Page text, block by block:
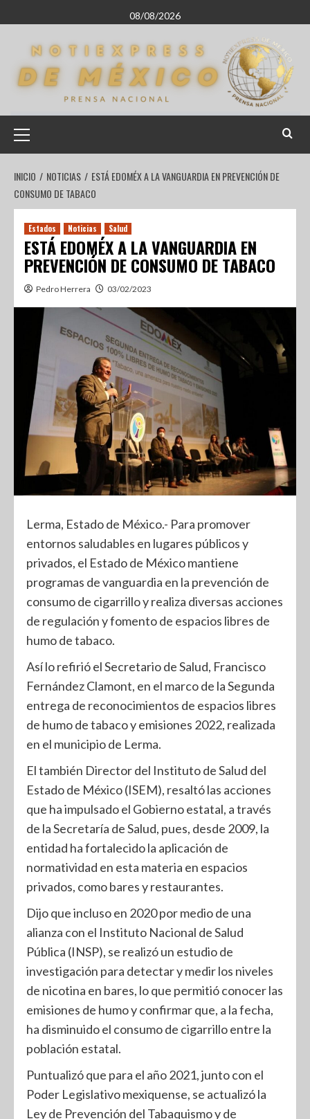
08/08/2026
INICIO NOTICIAS
ESTÁ EDOMÉX A LA VANGUARDIA EN PREVENCIÓN DE
CONSUMO DE TABACO
Estados Noticias Salud
ESTÁ EDOMÉX A LA VANGUARDIA EN
PREVENCIÓN DE CONSUMO DE TABACO
Pedro Herrera 03/02/2023
Lerma, Estado de México.- Para promover
entornos saludables en lugares públicos y
privados, el Estado de México mantiene
programas de vanguardia en la prevención de
consumo de cigarrillo y realiza diversas acciones
de regulación y fomento de espacios libres de
humo de tabaco.
Así lo refirió el Secretario de Salud, Francisco
Fernández Clamont, en el marco de la Segunda
entrega de reconocimientos de espacios libres
de humo de tabaco y emisiones 2022, realizada
en el municipio de Lerma.
El también Director del Instituto de Salud del
Estado de México (ISEM), resaltó las acciones
que ha impulsado el Gobierno estatal, a través
de la Secretaría de Salud, pues, desde 2009, la
entidad ha fortalecido la aplicación de
normatividad en esta materia en espacios
privados, como bares y restaurantes.
Dijo que incluso en 2020 por medio de una
alianza con el Instituto Nacional de Salud
Pública (INSP), se realizó un estudio de
investigación para detectar y medir los niveles
de nicotina en bares, lo que permitió conocer las
emisiones de humo y confirmar que, a la fecha,
ha disminuido el consumo de cigarrillo entre la
población estatal.
Puntualizó que para el año 2021, junto con el
Poder Legislativo mexiquense, se actualizó la
Ley de Prevención del Tabaquismo y de